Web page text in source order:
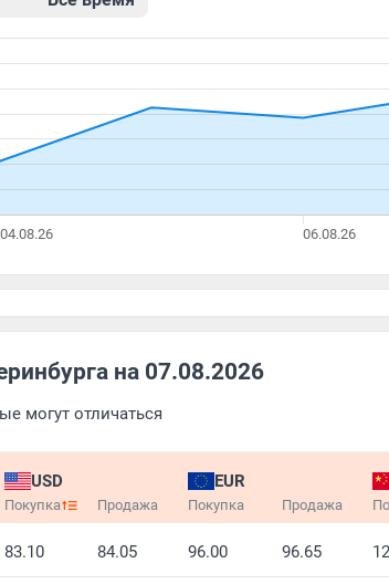
на 07.08.2026
могут отличаться
USD
Покупка Продажа
EUR
Покупка Продажа
83.10 84.05 96.00 96.65